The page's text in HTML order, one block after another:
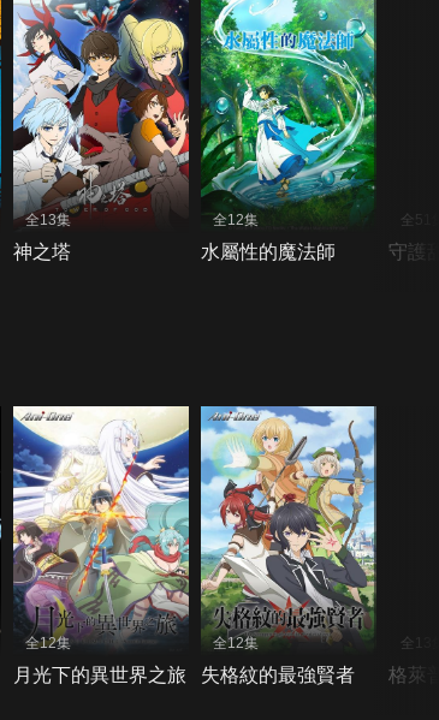
全13集
神之塔
全12集
水屬性的魔法師
全51
守護
全12集
月光下的異世界之旅
全12集
失格紋的最強賢者
全13
格萊